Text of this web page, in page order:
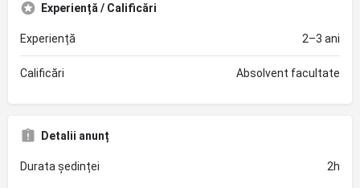
Experiență / Calificări
Experiență 2–3 ani
Calificări Absolvent facultate
Detalii anunț
Durata ședinței 2h